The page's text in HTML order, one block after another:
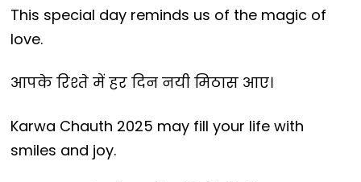
This special day reminds us of the magic of
love.
आपके रिश्ते में हर दिन नयी मिठास आए।
Karwa Chauth 2025 may fill your life with
smiles and joy.